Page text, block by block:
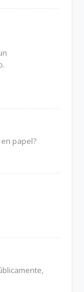
papel?